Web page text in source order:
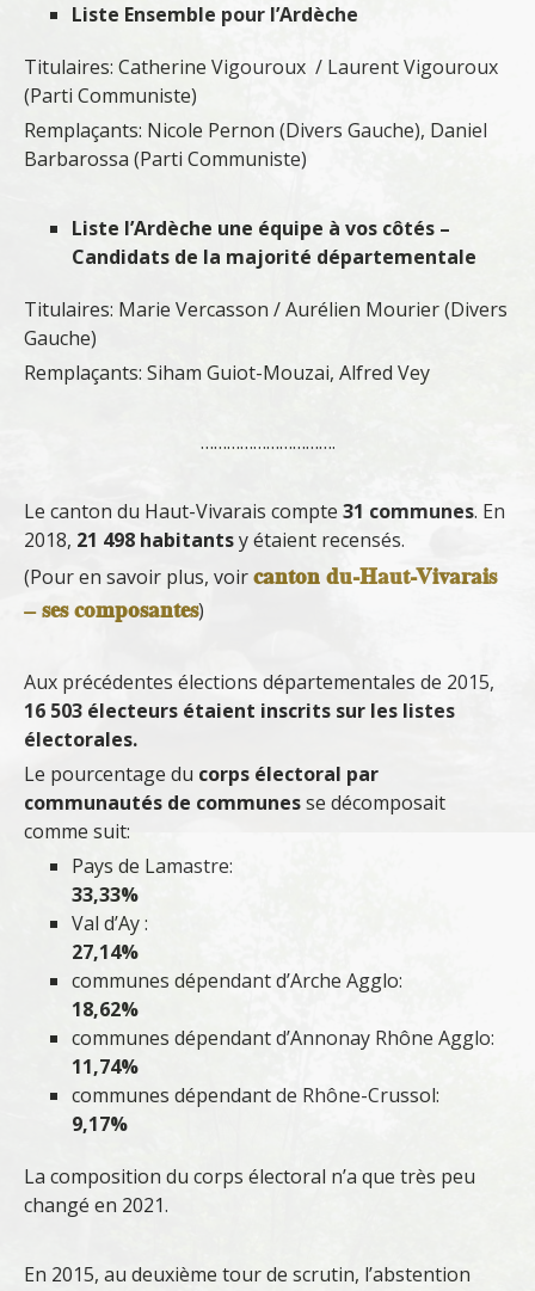
Liste Ensemble pour l’Ardèche
Titulaires: Catherine Vigouroux / Laurent Vigouroux
(Parti Communiste)
Remplaçants: Nicole Pernon (Divers Gauche), Daniel
Barbarossa (Parti Communiste)
Liste l’Ardèche une équipe à vos côtés –
Candidats de la majorité départementale
Titulaires: Marie Vercasson / Aurélien Mourier (Divers
Gauche)
Remplaçants: Siham Guiot-Mouzai, Alfred Vey
………………………….
Le canton du Haut-Vivarais compte 31 communes. En
2018, 21 498 habitantsy étaient recensés.
(Pour en savoir plus, voircanton du-Haut-Vivarais
– ses composantes)
Aux précédentes élections départementales de 2015,
16 503 électeurs étaient inscrits sur les listes
électorales.
Le pourcentage du corps électoral par
communautés de communesse décomposait
comme suit:
Pays de Lamastre:
33,33%
Val d’Ay :
27,14%
communes dépendant d’Arche Agglo:
18,62%
communes dépendant d’Annonay Rhône Agglo:
11,74%
communes dépendant de Rhône-Crussol:
9,17%
La composition du corps électoral n’a que très peu
changé en 2021.
En 2015, au deuxième tour de scrutin, l’abstention